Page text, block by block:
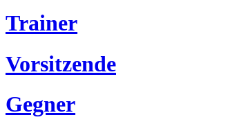
Trainer
Vorsitzende
Gegner